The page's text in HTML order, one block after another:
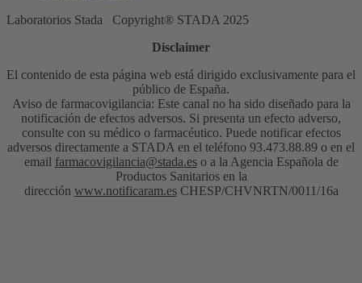
Laboratorios Stada Copyright® STADA 2025
Disclaimer
El contenido de esta página web está dirigido exclusivamente para el
público de España.
Aviso de farmacovigilancia: Este canal no ha sido diseñado para la
notificación de efectos adversos. Si presenta un efecto adverso,
consulte con su médico o farmacéutico. Puede notificar efectos
adversos directamente a STADA en el teléfono 93.473.88.89 o en el
email farmacovigilancia@stada.eso a la Agencia Española de
Productos Sanitarios en la
dirección www.notificaram.esCHESP/CHVNRTN/0011/16a